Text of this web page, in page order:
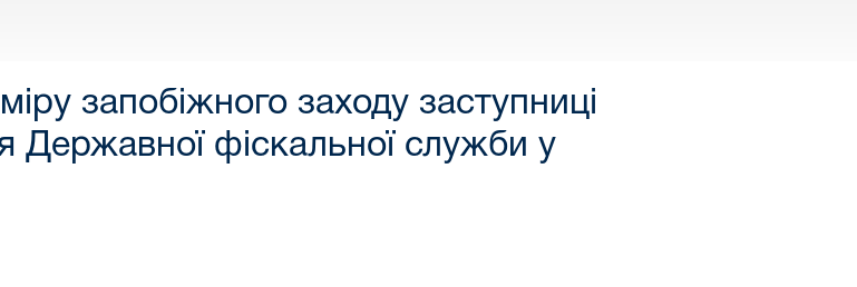
запобіжного заходу заступниці
Державної фіскальної служби у